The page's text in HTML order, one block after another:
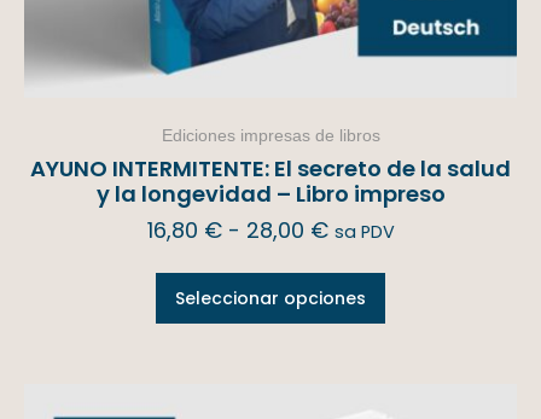
Ediciones impresas de libros
AYUNO INTERMITENTE: El secreto de la salud
y la longevidad – Libro impreso
16,80 € - 28,00 € sa PDV
Seleccionar opciones